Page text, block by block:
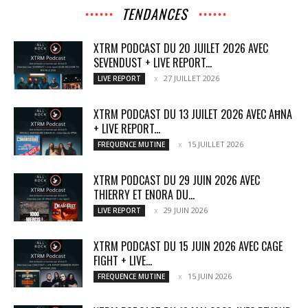
TENDANCES
XTRM PODCAST DU 20 JUILET 2026 AVEC
SEVENDUST + LIVE REPORT...
LIVE REPORT 27 JUILLET 2026
XTRM PODCAST DU 13 JUILET 2026 AVEC AĦNA
+ LIVE REPORT...
FREQUENCE MUTINE 15 JUILLET 2026
XTRM PODCAST DU 29 JUIN 2026 AVEC
THIERRY ET ENORA DU...
LIVE REPORT 29 JUIN 2026
XTRM PODCAST DU 15 JUIN 2026 AVEC CAGE
FIGHT + LIVE...
FREQUENCE MUTINE 15 JUIN 2026